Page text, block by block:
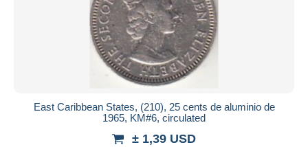
East Caribbean States, (210), 25 cents de aluminio de
1965, KM#6, circulated
± 1,39 USD